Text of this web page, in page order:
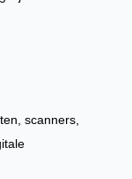
scanners,